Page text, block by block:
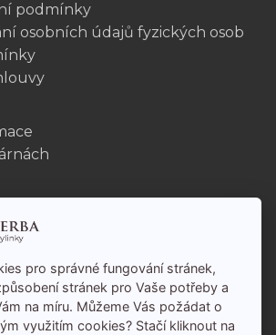
podmínky
osobních údajů fyzických osob
pro správné fungování stránek,
stránek pro Vaše potřeby a
na míru. Můžeme Vás požádat o
využitím cookies? Stačí kliknout na